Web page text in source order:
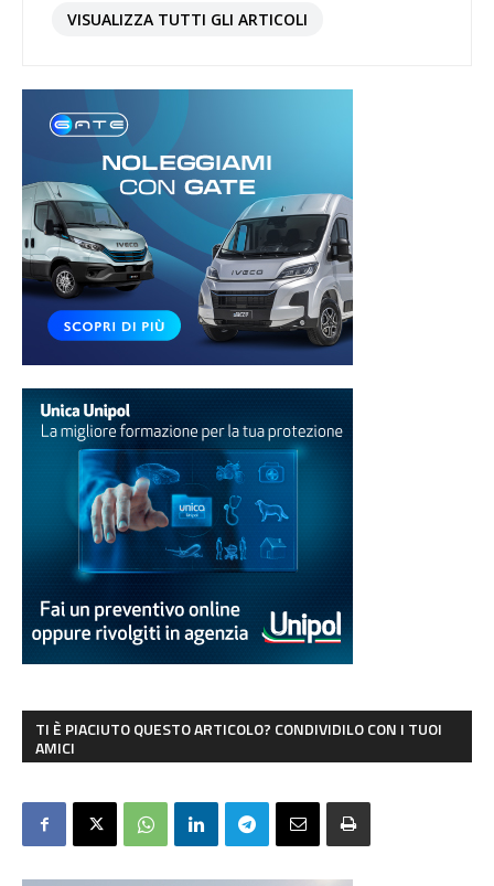
VISUALIZZA TUTTI GLI ARTICOLI
TI È PIACIUTO QUESTO ARTICOLO? CONDIVIDILO CON I TUOI
AMICI